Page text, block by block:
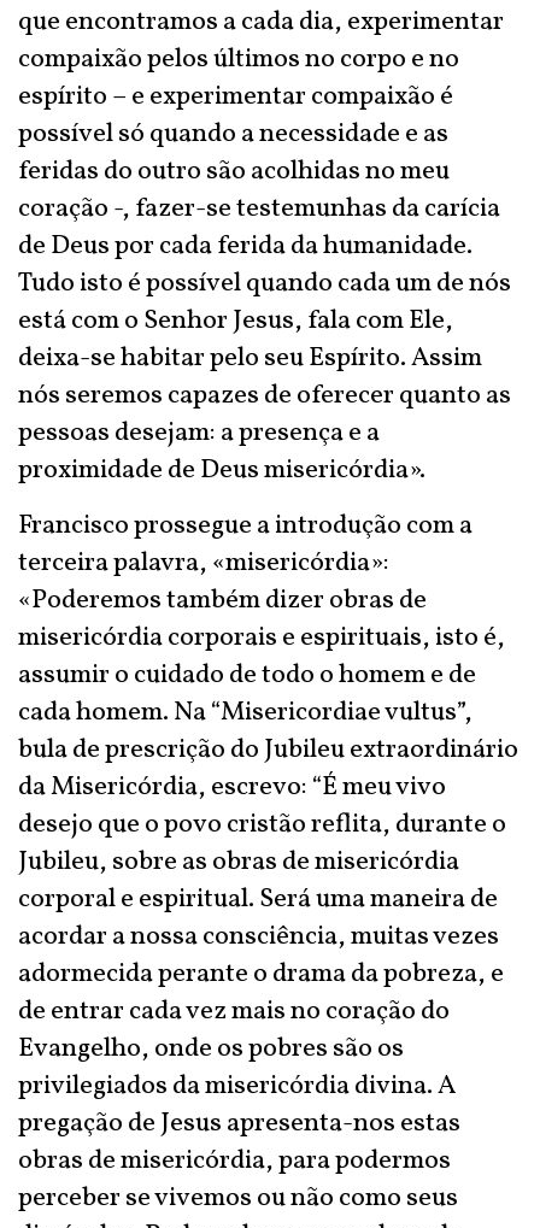
que encontramos a cada dia, experimentar
compaixão pelos últimos no corpo e no
espírito – e experimentar compaixão é
possível só quando a necessidade e as
feridas do outro são acolhidas no meu
coração -, fazer-se testemunhas da carícia
de Deus por cada ferida da humanidade.
Tudo isto é possível quando cada um de nós
está com o Senhor Jesus, fala com Ele,
deixa-se habitar pelo seu Espírito. Assim
nós seremos capazes de oferecer quanto as
pessoas desejam: a presença e a
proximidade de Deus misericórdia».
Francisco prossegue a introdução com a
terceira palavra, «misericórdia»:
«Poderemos também dizer obras de
misericórdia corporais e espirituais, isto é,
assumir o cuidado de todo o homem e de
cada homem. Na “Misericordiae vultus”,
bula de prescrição do Jubileu extraordinário
da Misericórdia, escrevo: “É meu vivo
desejo que o povo cristão reflita, durante o
Jubileu, sobre as obras de misericórdia
corporal e espiritual. Será uma maneira de
acordar a nossa consciência, muitas vezes
adormecida perante o drama da pobreza, e
de entrar cada vez mais no coração do
Evangelho, onde os pobres são os
privilegiados da misericórdia divina. A
pregação de Jesus apresenta-nos estas
obras de misericórdia, para podermos
perceber se vivemos ou não como seus